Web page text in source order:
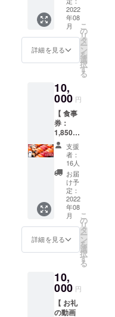
信条は「人
生は人喜ば
せ合戦」。
寿司屋を開
人を喜ばせ
を希望
の方は
備考欄
に LINE
ID をご
お、当
店は
【事前
予約】
が必要
です。
下記の
方法で
ご予約
をお願
い致し
ます。
■ ご予
約方法
Facebo
ok
cebook.
com/su
shi.aoy
ama.so
1 ・
1,250,0
00 VND
｜
¥7,500
相当）
をお届
す。
メール
で送る
食事券
画像を
お会計
の際に
スタッ
フまで
ご提示
くださ
い。 ※
LINEで
の送付
を希望
の方は
備考欄
ださ
い。 な
お、当
店は
【事前
2022
年08
月
詳細を見る
こ
の
リ
タ
ー
ン
を
選
択
す
る
10,
000 円
【 食事
券：
1,850,0
00 VND
】 当店
でのお
食事に
使える
食事券
1,850,0
00 VND
｜
¥10,500
相当）
をお届
す。
メール
で送る
食事券
画像を
支援
者：
16人
お届
け予
定：
2022
年08
月
詳細を見る
こ
の
リ
タ
ー
ン
を
選
択
す
る
10,
000 円
【 お礼
の動画